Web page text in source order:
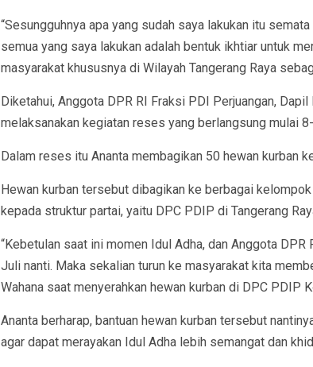
“Sesungguhnya apa yang sudah saya lakukan itu
semua yang saya lakukan adalah bentuk ikhtiar untuk
masyarakat khususnya di Wilayah Tangerang Raya
Diketahui, Anggota DPR RI Fraksi PDI Perjuangan, Dapil
melaksanakan kegiatan reses yang berlangsung mulai
Dalam reses itu Ananta membagikan 50 hewan kurban
Hewan kurban tersebut dibagikan ke berbagai
kepada struktur partai, yaitu DPC PDIP di Tangerang
“Kebetulan saat ini momen Idul Adha, dan Anggota
Juli nanti. Maka sekalian turun ke masyarakat kita
Wahana saat menyerahkan hewan kurban di DPC PDIP
Ananta berharap, bantuan hewan kurban tersebut
agar dapat merayakan Idul Adha lebih semangat dan